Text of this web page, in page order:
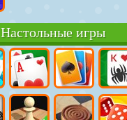
Настольные игры